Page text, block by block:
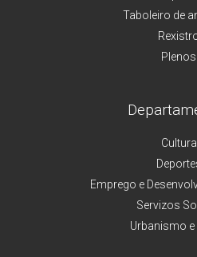
Taboleiro de
Plenos
Cultura
Emprego e
Servizos
Urbanismo e